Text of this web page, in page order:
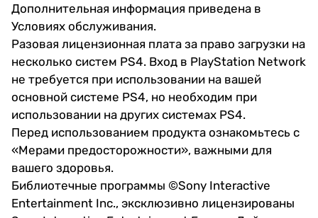
Дополнительная информация приведена в
Условиях обслуживания.
Разовая лицензионная плата за право загрузки на
несколько систем PS4. Вход в PlayStation Network
не требуется при использовании на вашей
основной системе PS4, но необходим при
использовании на других системах PS4.
Перед использованием продукта ознакомьтесь с
«Мерами предосторожности», важными для
вашего здоровья.
Библиотечные программы ©Sony Interactive
Entertainment Inc., эксклюзивно лицензированы